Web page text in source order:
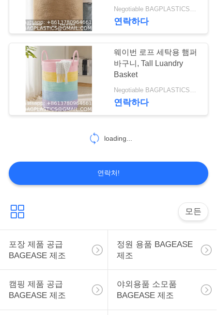
맵
PRIVACY
POLICY
이동 제품 공급
BAGEASE 제조
45
SPORTS 제품 용품
BAGEASE 제조
59
SPA 살롱 제품 공급
BAGEASE 제조
12
Nursery Kids Tall Rattan
Blanket Basket In Living
Room Bedroom
Negotiable BAGPLASTICS@GMAIL.COM WHATSAPP:+8613780964661 MOQ:1000 부분 스카이프 : 마이데아르닐
연락하다
웨이번 로프 세탁용 햄퍼
바구니, Tall Luandry
Basket
Negotiable BAGPLASTICS@GMAIL.COM WHATSAPP:+8613780964661 MOQ:1000 부분 스카이프 : 마이데아르닐
연락하다
loading...
연락처!
모든
포장 제품 공급
BAGEASE 제조
정원 용품 BAGEASE
제조
캠핑 제품 공급
BAGEASE 제조
야외용품 소모품
BAGEASE 제조